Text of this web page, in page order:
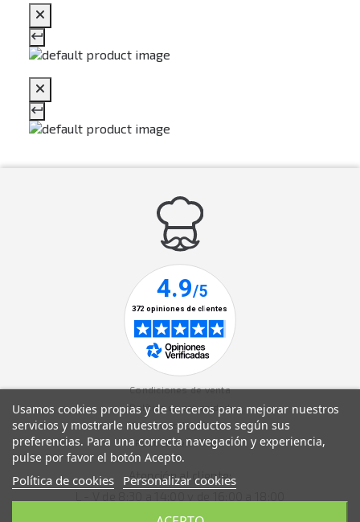
Condiciones de venta
Política de privacidad
Aviso legal
Política de cookies
Atención al cliente:
Usamos cookies propias y de terceros para mejorar nuestros
servicios y mostrarle nuestros productos según sus
preferencias. Para una correcta navegación y experiencia,
pulse por favor el botón Acepto.
Política de cookies Personalizar cookies